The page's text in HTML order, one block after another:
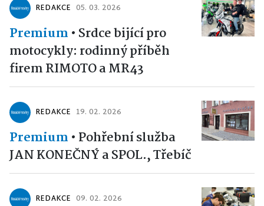
REDAKCE 05. 03. 2026
Premium • Srdce bijící pro
motocykly: rodinný příběh
firem RIMOTO a MR43
REDAKCE 19. 02. 2026
Premium • Pohřební služba
JAN KONEČNÝ a SPOL., Třebíč
REDAKCE 09. 02. 2026